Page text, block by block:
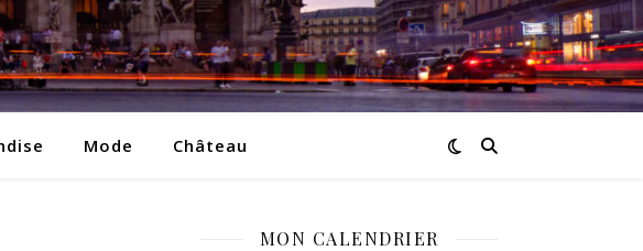
Mode Château
MON CALENDRIER